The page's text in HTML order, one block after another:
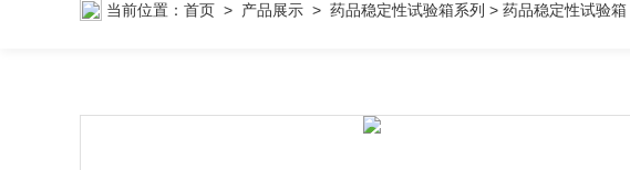
当前位置： 首页 > 产品展示 > 药品稳定性试验箱系列 > 药品稳定性试验箱